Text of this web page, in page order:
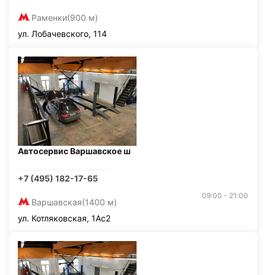
Раменки(900 м)
ул. Лобачевского, 114
Автосервис Варшавское ш
+7 (495) 182-17-65
Варшавская(1400 м)
09:00 - 21:00
ул. Котляковская, 1Ас2